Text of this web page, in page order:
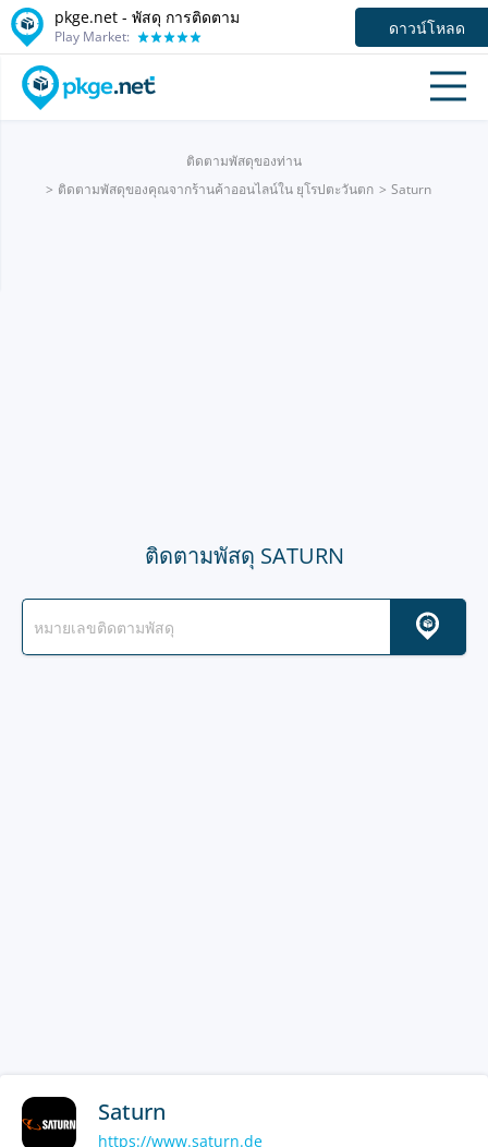
pkge.net - พัสดุ การติดตาม
Play Market: ดาวน์โหลด
ติดตามพัสดุของท่าน
ติดตามพัสดุของคุณจากร้านค้าออนไลน์ใน ยุโรปตะวันตก
Saturn
ติดตามพัสดุ SATURN
Saturn
https://www.saturn.de